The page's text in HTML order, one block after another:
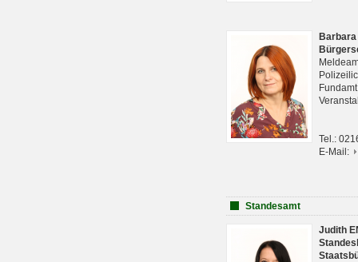
Tel.:
E-Mail:
Standesamt
Judith